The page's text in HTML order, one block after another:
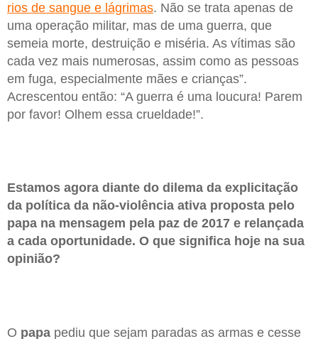
rios de sangue e lágrimas. Não se trata apenas de
uma operação militar, mas de uma guerra, que
semeia morte, destruição e miséria. As vítimas são
cada vez mais numerosas, assim como as pessoas
em fuga, especialmente mães e crianças”.
Acrescentou então: “A guerra é uma loucura! Parem
por favor! Olhem essa crueldade!”.
Estamos agora diante do dilema da explicitação
da política da não-violência ativa proposta pelo
papa na mensagem pela paz de 2017 e relançada
a cada oportunidade. O que significa hoje na sua
opinião?
O papa pediu que sejam paradas as armas e cesse